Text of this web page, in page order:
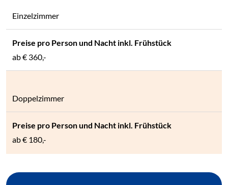
Einzelzimmer
ab€ 360,-
Doppelzimmer
ab€ 180,-